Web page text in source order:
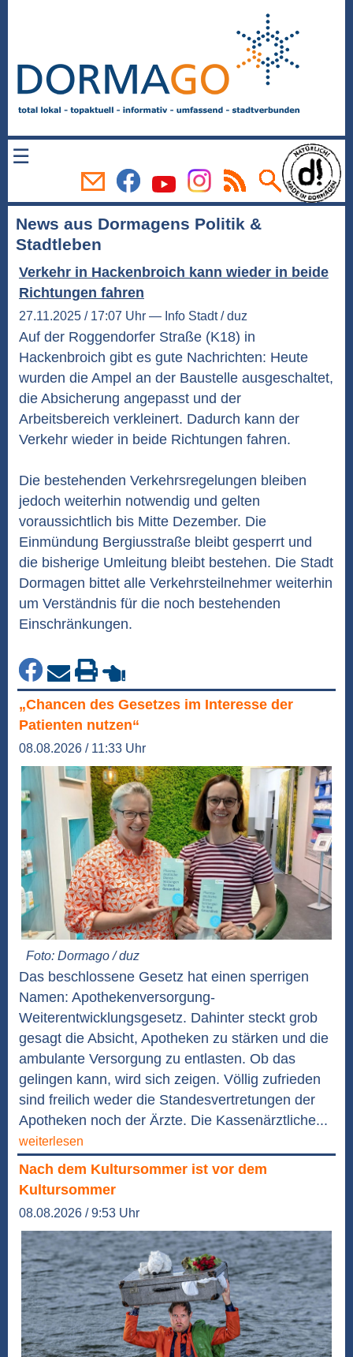
☰
News aus Dormagens Politik &
Stadtleben
Verkehr in Hackenbroich kann wieder in beide
Richtungen fahren
27.11.2025 / 17:07 Uhr — Info Stadt / duz
Auf der Roggendorfer Straße (K18) in
Hackenbroich gibt es gute Nachrichten: Heute
wurden die Ampel an der Baustelle ausgeschaltet,
die Absicherung angepasst und der
Arbeitsbereich verkleinert. Dadurch kann der
Verkehr wieder in beide Richtungen fahren.
Die bestehenden Verkehrsregelungen bleiben
jedoch weiterhin notwendig und gelten
voraussichtlich bis Mitte Dezember. Die
Einmündung Bergiusstraße bleibt gesperrt und
die bisherige Umleitung bleibt bestehen. Die Stadt
Dormagen bittet alle Verkehrsteilnehmer weiterhin
um Verständnis für die noch bestehenden
Einschränkungen.
„Chancen des Gesetzes im Interesse der
Patienten nutzen“
08.08.2026 / 11:33 Uhr
Foto: Dormago / duz
Das beschlossene Gesetz hat einen sperrigen
Namen: Apothekenversorgung-
Weiterentwicklungsgesetz. Dahinter steckt grob
gesagt die Absicht, Apotheken zu stärken und die
ambulante Versorgung zu entlasten. Ob das
gelingen kann, wird sich zeigen. Völlig zufrieden
sind freilich weder die Standesvertretungen der
Apotheken noch der Ärzte. Die Kassenärztliche...
weiterlesen
Nach dem Kultursommer ist vor dem
Kultursommer
08.08.2026 / 9:53 Uhr